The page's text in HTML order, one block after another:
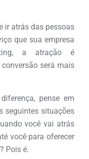
ir atrás das pessoas
que sua empresa
a atração é
será mais
pense em
seguintes situações
você vai atrás
você para oferecer
Pois é.